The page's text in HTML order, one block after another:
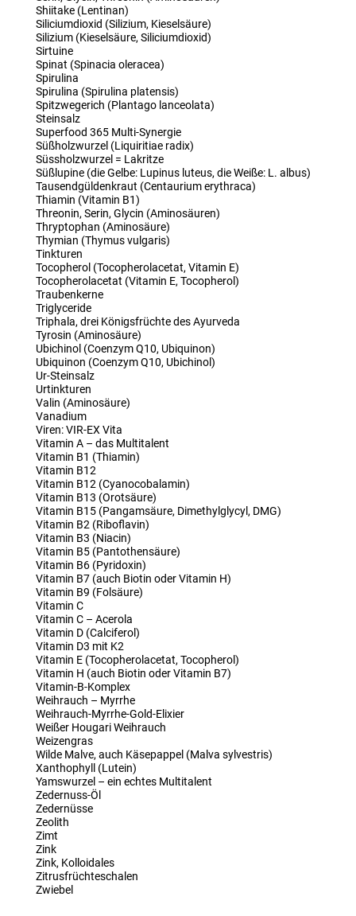
Shiitake (Lentinan)
Siliciumdioxid (Silizium, Kieselsäure)
Silizium (Kieselsäure, Siliciumdioxid)
Sirtuine
Spinat (Spinacia oleracea)
Spirulina
Spirulina (Spirulina platensis)
Spitzwegerich (Plantago lanceolata)
Steinsalz
Superfood 365 Multi-Synergie
Süßholzwurzel (Liquiritiae radix)
Süssholzwurzel = Lakritze
Süßlupine (die Gelbe: Lupinus luteus, die Weiße: L. albus)
Tausendgüldenkraut (Centaurium erythraca)
Thiamin (Vitamin B1)
Threonin, Serin, Glycin (Aminosäuren)
Thryptophan (Aminosäure)
Thymian (Thymus vulgaris)
Tinkturen
Tocopherol (Tocopherolacetat, Vitamin E)
Tocopherolacetat (Vitamin E, Tocopherol)
Traubenkerne
Triglyceride
Triphala, drei Königsfrüchte des Ayurveda
Tyrosin (Aminosäure)
Ubichinol (Coenzym Q10, Ubiquinon)
Ubiquinon (Coenzym Q10, Ubichinol)
Ur-Steinsalz
Urtinkturen
Valin (Aminosäure)
Vanadium
Viren: VIR-EX Vita
Vitamin A – das Multitalent
Vitamin B1 (Thiamin)
Vitamin B12
Vitamin B12 (Cyanocobalamin)
Vitamin B13 (Orotsäure)
Vitamin B15 (Pangamsäure, Dimethylglycyl, DMG)
Vitamin B2 (Riboflavin)
Vitamin B3 (Niacin)
Vitamin B5 (Pantothensäure)
Vitamin B6 (Pyridoxin)
Vitamin B7 (auch Biotin oder Vitamin H)
Vitamin B9 (Folsäure)
Vitamin C
Vitamin C – Acerola
Vitamin D (Calciferol)
Vitamin D3 mit K2
Vitamin E (Tocopherolacetat, Tocopherol)
Vitamin H (auch Biotin oder Vitamin B7)
Vitamin-B-Komplex
Weihrauch – Myrrhe
Weihrauch-Myrrhe-Gold-Elixier
Weißer Hougari Weihrauch
Weizengras
Wilde Malve, auch Käsepappel (Malva sylvestris)
Xanthophyll (Lutein)
Yamswurzel – ein echtes Multitalent
Zedernuss-Öl
Zedernüsse
Zeolith
Zimt
Zink
Zink, Kolloidales
Zitrusfrüchteschalen
Zwiebel